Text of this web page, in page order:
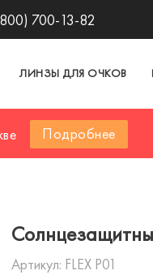
700-13-82
ЛИНЗЫ ДЛЯ ОЧКОВ
Подробнее
Артикул: FLEX P01